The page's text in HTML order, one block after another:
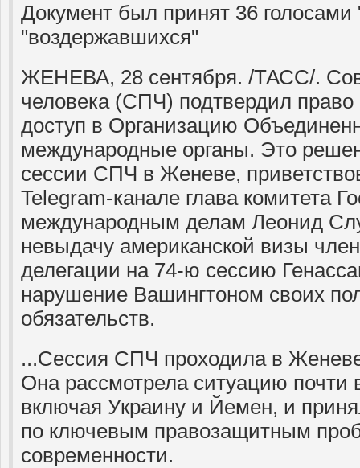
Документ был принят 36 голосами
"воздержавшихся"
ЖЕНЕВА, 28 сентября. /ТАСС/.
человека (СПЧ) подтвердил право
доступ в Организацию
международные органы. Это
сессии СПЧ в Женеве,
Telegram-канале глава комитета
международным делам Леонид
невыдачу американской визы
делегации на 74-ю сессию
нарушение Вашингтоном своих
обязательств.
...Сессия СПЧ проходила в
Она рассмотрела ситуацию почти
включая Украину и Йемен, и
по ключевым правозащитным
современности.